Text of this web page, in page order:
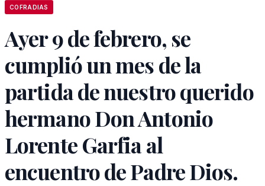
COFRADIAS
Ayer 9 de febrero, se
cumplió un mes de la
partida de nuestro querido
hermano Don Antonio
Lorente Garfia al
encuentro de Padre Dios.